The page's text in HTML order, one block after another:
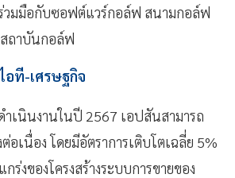
วมมือกับซอฟต์แวร์กอล์ฟ สนามกอล์ฟ
ถาบันกอล์ฟ
อที-เศรษฐกิจ
ำเนินงานในปี 2567 เอปสันสามารถ
ต่อเนื่อง โดยมีอัตราการเติบโตเฉลี่ย 5%
ร่งของโครงสร้างระบบการขายของ